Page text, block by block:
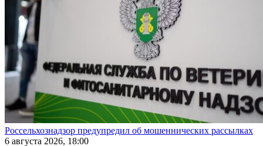
Россельхознадзор предупредил об мошеннических рассылках
6 августа 2026, 18:00